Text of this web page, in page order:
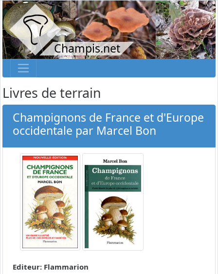
Champis.net
Livres de terrain
Champignons de France et d'Europe
occidentale par Marcel Bon
Editeur: Flammarion